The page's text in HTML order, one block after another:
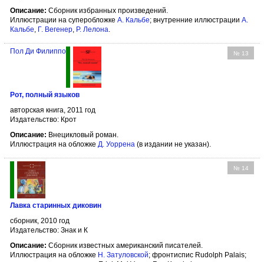
Описание: Сборник избранных произведений.
Иллюстрации на суперобложке А. Кальбе; внутренние иллюстрации А.
Кальбе, Г. Вегенер, Р. Лелона.
№ 13
Пол Ди Филиппо
Рот, полный языков
авторская книга, 2011 год
Издательство: Крот
Описание: Внецикловый роман.
Иллюстрация на обложке Д. Уоррена (в издании не указан).
№ 14
Лавка старинных диковин
сборник, 2010 год
Издательство: Знак и К
Описание: Сборник известных американский писателей.
Иллюстрация на обложке Н. Затуловской; фронтиспис Rudolph Palais;